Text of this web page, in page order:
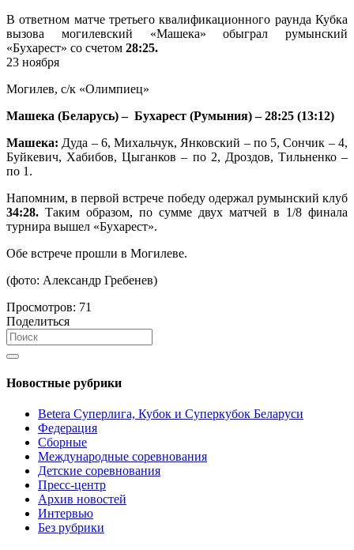
В ответном матче третьего квалификационного раунда Кубка
вызова могилевский «Машека» обыграл румынский
«Бухарест» со счетом 28:25.
23 ноября
Могилев, с/к «Олимпиец»
Машека (Беларусь) – Бухарест (Румыния) – 28:25 (13:12)
Машека: Дуда – 6, Михальчук, Янковский – по 5, Сончик – 4,
Буйкевич, Хабибов, Цыганков – по 2, Дроздов, Тильненко –
по 1.
Напомним, в первой встрече победу одержал румынский клуб
34:28. Таким образом, по сумме двух матчей в 1/8 финала
турнира вышел «Бухарест».
Обе встрече прошли в Могилеве.
(фото: Александр Гребенев)
Просмотров: 71
Поделиться
Новостные рубрики
Betera Суперлига, Кубок и Суперкубок Беларуси
Федерация
Сборные
Международные соревнования
Детские соревнования
Пресс-центр
Архив новостей
Интервью
Без рубрики